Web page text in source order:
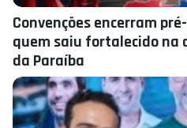
Convenções encerram
quem saiu fortalecido na
da Paraíba